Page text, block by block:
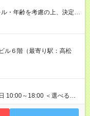
・年齢を考慮の上、決定し
、時給に加えて、月7万円
ています。 ※試用期間は3
ほかの条件に変更はあり
る部分があります。 雇用
本採用時と同じです。 ※試
です。そのほかの条件に変
110時間未満の方は試用期
６階（最寄り駅：高松
18:00 ＜選べるシ
17:00 (3)10:00～18:00 ◎